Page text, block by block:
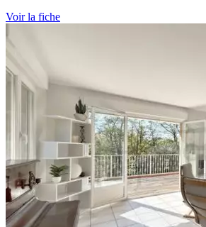
Voir la fiche